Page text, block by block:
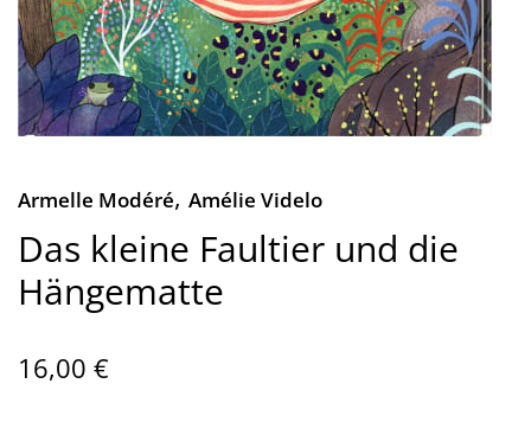
Armelle Modéré, Amélie Videlo
Das kleine Faultier und die
Hängematte
16,00 €